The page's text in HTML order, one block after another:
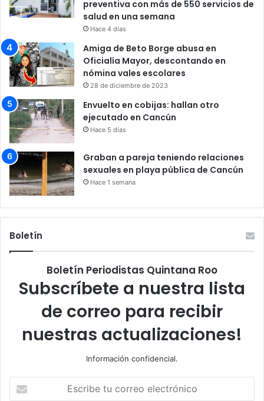
preventiva con más de 550 servicios de
salud en una semana
Hace 4 días
Amiga de Beto Borge abusa en
Oficialía Mayor, descontando en
nómina vales escolares
28 de diciembre de 2023
Envuelto en cobijas: hallan otro
ejecutado en Cancún
Hace 5 días
Graban a pareja teniendo relaciones
sexuales en playa pública de Cancún
Hace 1 semana
Boletín
Boletín Periodistas Quintana Roo
Subscríbete a nuestra lista
de correo para recibir
nuestras actualizaciones!
Información confidencial.